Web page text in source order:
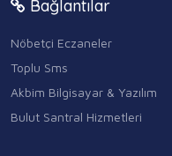
Bağlantılar
Nöbetçi Eczaneler
Toplu Sms
Akbim Bilgisayar & Yazılım
Bulut Santral Hizmetleri